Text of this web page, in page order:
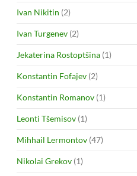
Ivan Nikitin (2)
Ivan Turgenev (2)
Jekaterina Rostoptšina (1)
Konstantin Fofajev (2)
Konstantin Romanov (1)
Leonti Tšemisov (1)
Mihhail Lermontov (47)
Nikolai Grekov (1)